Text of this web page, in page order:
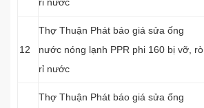
12
Thợ Thuận Phát báo giá sửa ống
nước nóng lạnh PPR phi 160 bị vỡ, rò
rỉ nước
Thợ Thuận Phát báo giá sửa ống